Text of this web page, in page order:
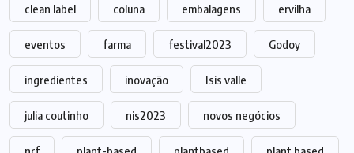
clean label coluna embalagens ervilha
eventos farma festival2023 Godoy
ingredientes inovação Isis valle
julia coutinho nis2023 novos negócios